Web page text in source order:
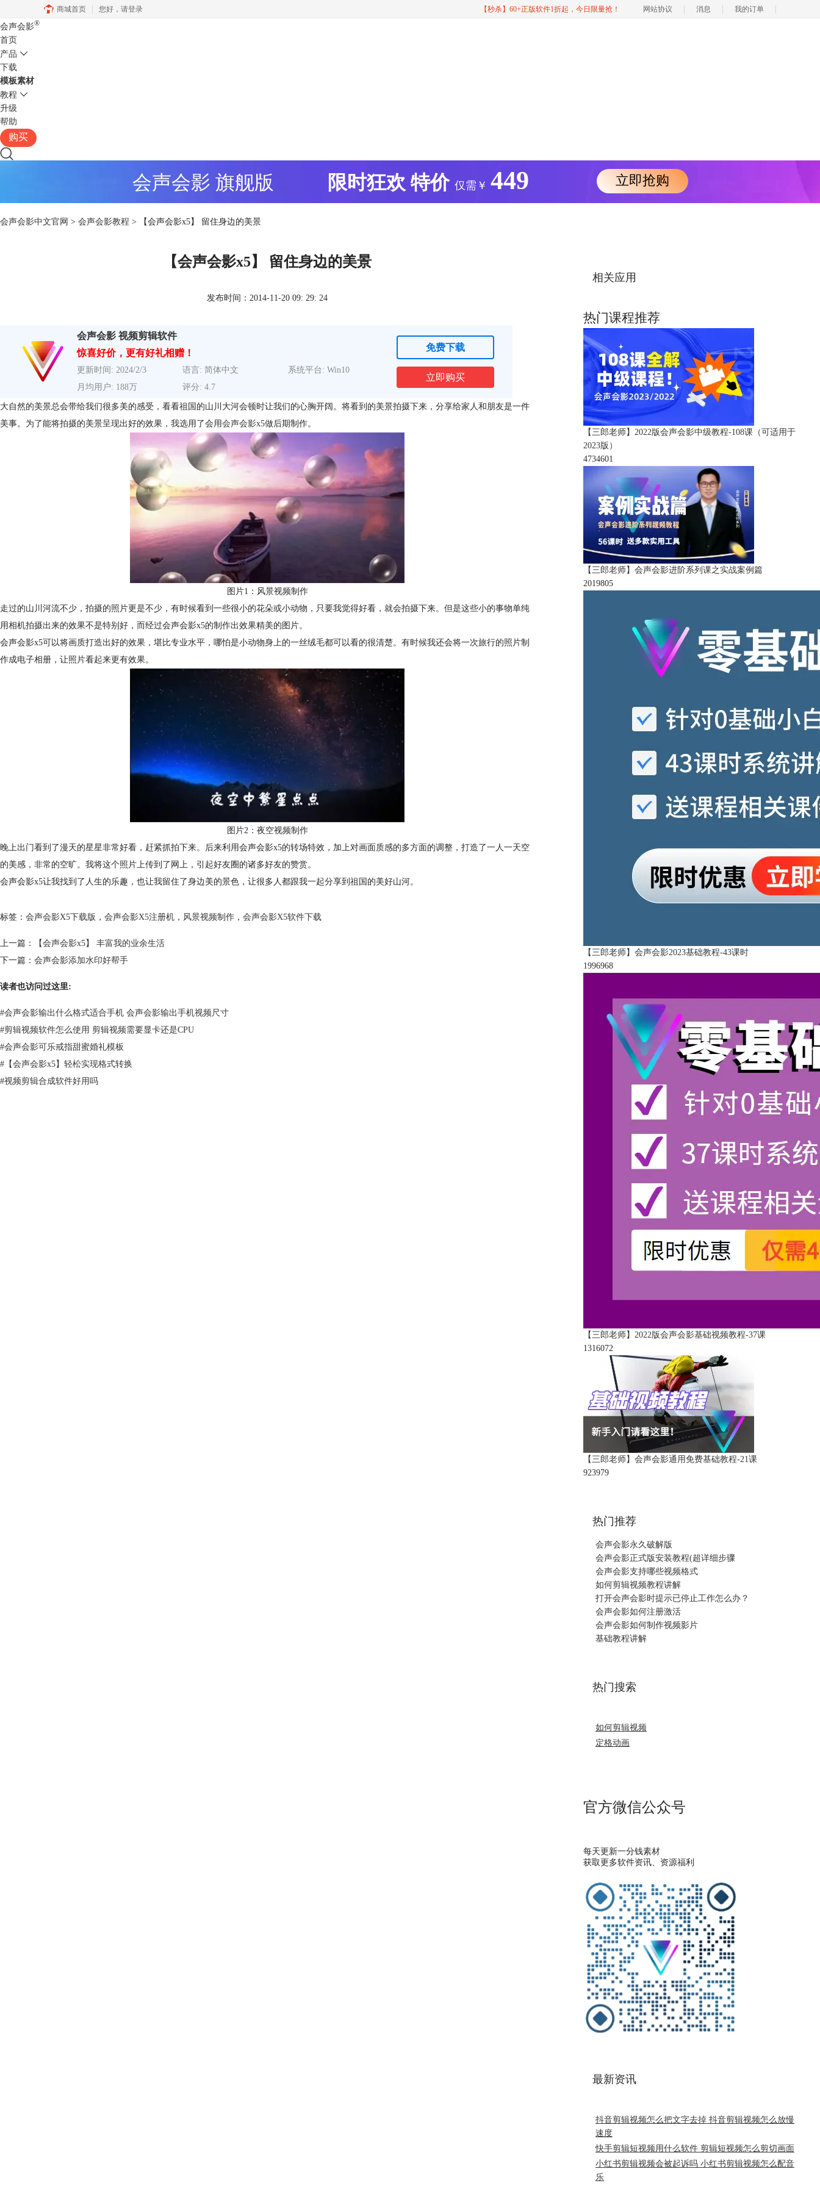
商城首页 您好， 请登录 【秒杀】60+正版软件1折起，今日限量抢！ 网站协议 消息 我的订单
会声会影®
首页
产品
下载
模板素材
教程
升级
帮助
购买
会声会影 旗舰版 限时狂欢 特价 仅需￥ 449 立即抢购
会声会影中文官网 > 会声会影教程 > 【会声会影x5】 留住身边的美景
【会声会影x5】 留住身边的美景
发布时间：2014-11-20 09: 29: 24
会声会影 视频剪辑软件
惊喜好价，更有好礼相赠！
更新时间: 2024/2/3 语言: 简体中文
系统平台: Win10
月均用户: 188万
评分: 4.7
免费下载
立即购买
大自然的美景总会带给我们很多美的感受，看看祖国的山川大河会顿时让我们的心胸开阔。将看到的美景拍摄下来，分享给家人和朋友是一件
美事。为了能将拍摄的美景呈现出好的效果，我选用了会用会声会影x5做后期制作。
图片1：风景视频制作
走过的山川河流不少，拍摄的照片更是不少，有时候看到一些很小的花朵或小动物，只要我觉得好看，就会拍摄下来。但是这些小的事物单纯
用相机拍摄出来的效果不是特别好，而经过会声会影x5的制作出效果精美的图片。
会声会影x5可以将画质打造出好的效果，堪比专业水平，哪怕是小动物身上的一丝绒毛都可以看的很清楚。有时候我还会将一次旅行的照片制
作成电子相册，让照片看起来更有效果。
图片2：夜空视频制作
晚上出门看到了漫天的星星非常好看，赶紧抓拍下来。后来利用会声会影x5的转场特效，加上对画面质感的多方面的调整，打造了一人一天空
的美感，非常的空旷。我将这个照片上传到了网上，引起好友圈的诸多好友的赞赏。
会声会影x5让我找到了人生的乐趣，也让我留住了身边美的景色，让很多人都跟我一起分享到祖国的美好山河。
标签： 会声会影X5下载版 ， 会声会影X5注册机 ， 风景视频制作 ， 会声会影X5软件下载
上一篇：
【会声会影x5】 丰富我的业余生活
下一篇： 会声会影添加水印好帮手
读者也访问过这里:
#会声会影输出什么格式适合手机 会声会影输出手机视频尺寸
#剪辑视频软件怎么使用 剪辑视频需要显卡还是CPU
#会声会影可乐戒指甜蜜婚礼模板
# 【会声会影x5】轻松实现格式转换
#视频剪辑合成软件好用吗
相关应用
热门课程推荐
【三郎老师】2022版会声会影中级教程-108课（可适用于
2023版）
4734601
【三郎老师】会声会影进阶系列课之实战案例篇
2019805
【三郎老师】会声会影2023基础教程-43课时
1996968
【三郎老师】2022版会声会影基础视频教程-37课
1316072
【三郎老师】会声会影通用免费基础教程-21课
923979
热门推荐
会声会影永久破解版
会声会影正式版安装教程(超详细步骤
会声会影支持哪些视频格式
如何剪辑视频教程讲解
打开会声会影时提示已停止工作怎么办？
会声会影如何注册激活
会声会影如何制作视频影片
基础教程讲解
热门搜索
如何剪辑视频
定格动画
官方微信公众号
每天更新一分钱素材
获取更多软件资讯、资源福利
最新资讯
抖音剪辑视频怎么把文字去掉 抖音剪辑视频怎么放慢
速度
快手剪辑短视频用什么软件 剪辑短视频怎么剪切画面
小红书剪辑视频会被起诉吗 小红书剪辑视频怎么配音
乐